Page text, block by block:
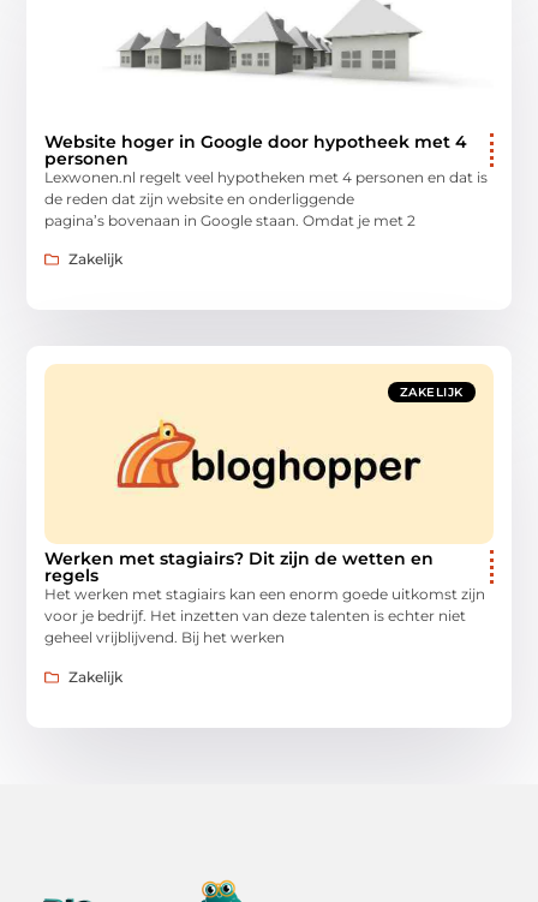
Website hoger in Google door hypotheek met 4
personen
Lexwonen.nl regelt veel hypotheken met 4 personen en dat is
de reden dat zijn website en onderliggende
pagina’s bovenaan in Google staan. Omdat je met 2
Zakelijk
ZAKELIJK
Werken met stagiairs? Dit zijn de wetten en
regels
Het werken met stagiairs kan een enorm goede uitkomst zijn
voor je bedrijf. Het inzetten van deze talenten is echter niet
geheel vrijblijvend. Bij het werken
Zakelijk